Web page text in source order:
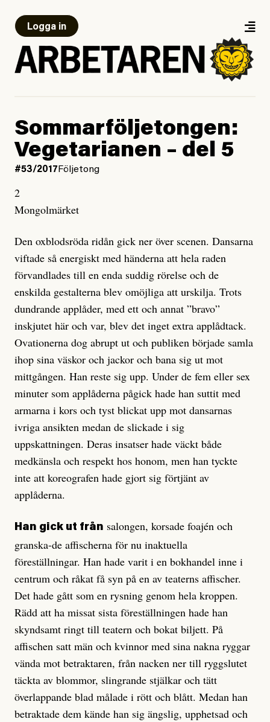
Logga in
Sommarföljetongen:
Vegetarianen – del 5
#53/2017Följetong
2
Mongolmärket
Den oxblodsröda ridån gick ner över scenen. Dansarna
viftade så energiskt med händerna att hela raden
förvandlades till en enda suddig rörelse och de
enskilda gestalterna blev omöjliga att urskilja. Trots
dundrande applåder, med ett och annat ”bravo”
inskjutet här och var, blev det inget extra applådtack.
Ovationerna dog abrupt ut och publiken började samla
ihop sina väskor och jackor och bana sig ut mot
mittgången. Han reste sig upp. Under de fem eller sex
minuter som applåderna pågick hade han suttit med
armarna i kors och tyst blickat upp mot dansarnas
ivriga ansikten medan de slickade i sig
uppskattningen. Deras insatser hade väckt både
medkänsla och respekt hos honom, men han tyckte
inte att koreografen hade gjort sig förtjänt av
applåderna.
Han gick ut från salongen, korsade foajén och
granska-de affischerna för nu inaktuella
föreställningar. Han hade varit i en bokhandel inne i
centrum och råkat få syn på en av teaterns affischer.
Det hade gått som en rysning genom hela kroppen.
Rädd att ha missat sista föreställningen hade han
skyndsamt ringt till teatern och bokat biljett. På
affischen satt män och kvinnor med sina nakna ryggar
vända mot betraktaren, från nacken ner till ryggslutet
täckta av blommor, slingrande stjälkar och tätt
överlappande blad målade i rött och blått. Medan han
betraktade dem kände han sig ängslig, upphetsad och